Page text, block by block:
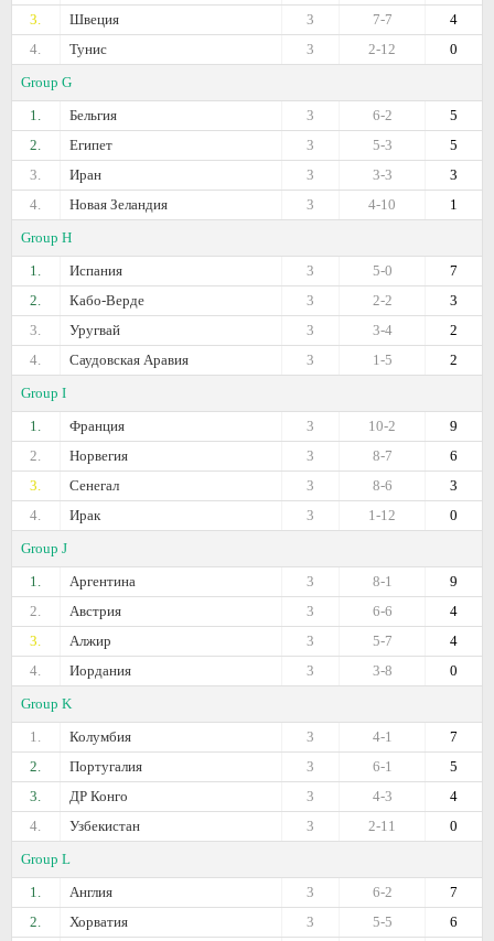
3.
Швеция 4
7-7
3
4.
Тунис 0
2-12
3
Group G
1.
Бельгия 5
6-2
3
2.
Египет 5
5-3
3
3.
Иран 3
3-3
3
4.
Новая Зеландия 1
4-10
3
Group H
1.
Испания 7
5-0
3
2.
Кабо-Верде 3
2-2
3
3.
Уругвай 2
3-4
3
4.
Саудовская Аравия 2
1-5
3
Group I
1.
Франция 9
10-2
3
2.
Норвегия 6
8-7
3
3.
Сенегал 3
8-6
3
4.
Ирак 0
1-12
3
Group J
1.
Аргентина 9
8-1
3
2.
Австрия 4
6-6
3
3.
Алжир 4
5-7
3
4.
Иордания 0
3-8
3
Group K
1.
Колумбия 7
4-1
3
2.
Португалия 5
6-1
3
3.
ДР Конго 4
4-3
3
4.
Узбекистан 0
2-11
3
Group L
1.
Англия 7
6-2
3
2.
Хорватия 6
5-5
3